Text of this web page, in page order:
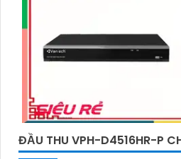
ĐẦU THU VPH-D4516HR-P